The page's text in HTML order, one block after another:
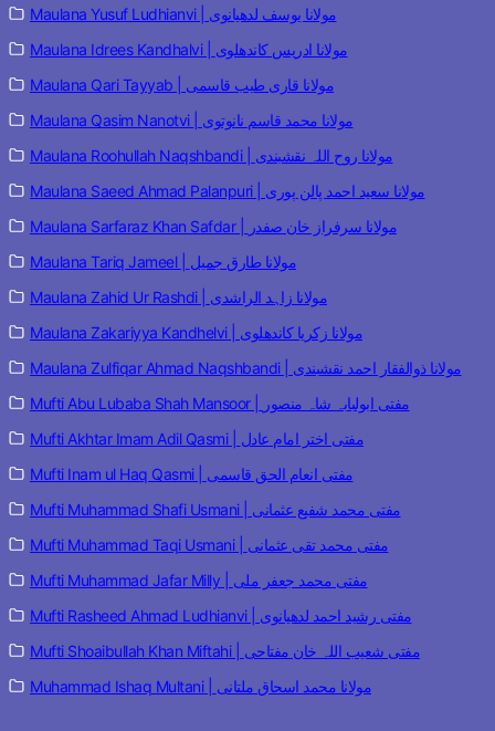
Maulana Yusuf Ludhianvi | مولانا یوسف لدھیانوی
Maulana Idrees Kandhalvi | مولانا ادریس کاندھلوی
Maulana Qari Tayyab | مولانا قاری طیب قاسمی
Maulana Qasim Nanotvi | مولانا محمد قاسم نانوتوی
Maulana Roohullah Naqshbandi | مولانا روح اللہ نقشبندی
Maulana Saeed Ahmad Palanpuri | مولانا سعید احمد پالن پوری
Maulana Sarfaraz Khan Safdar | مولانا سرفراز خان صفدر
Maulana Tariq Jameel | مولانا طارق جمیل
Maulana Zahid Ur Rashdi | مولانا زاہد الراشدی
Maulana Zakariyya Kandhelvi | مولانا زکریا کاندھلوی
Maulana Zulfiqar Ahmad Naqshbandi | مولانا ذوالفقار احمد نقشبندی
Mufti Abu Lubaba Shah Mansoor | مفتی ابولبابہ شاہ منصور
Mufti Akhtar Imam Adil Qasmi | مفتی اختر امام عادل
Mufti Inam ul Haq Qasmi | مفتی انعام الحق قاسمی
Mufti Muhammad Shafi Usmani | مفتی محمد شفیع عثمانی
Mufti Muhammad Taqi Usmani | مفتی محمد تقی عثمانی
Mufti Muhammad Jafar Milly | مفتی محمد جعفر ملی
Mufti Rasheed Ahmad Ludhianvi | مفتی رشید احمد لدھیانوی
Mufti Shoaibullah Khan Miftahi | مفتی شعیب اللہ خان مفتاحی
Muhammad Ishaq Multani | مولانا محمد اسحاق ملتانی